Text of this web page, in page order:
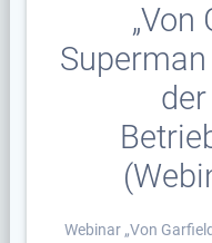
„Von
Webinar „Von